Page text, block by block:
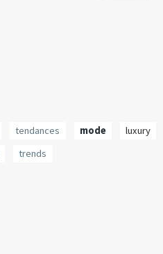
tendances mode
luxury
trends